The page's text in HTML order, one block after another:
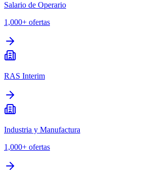
Salario de Operario
1,000+ ofertas
RAS Interim
Industria y Manufactura
1,000+ ofertas